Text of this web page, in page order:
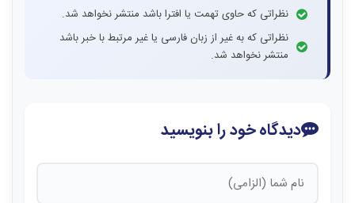
نظراتی که حاوی تهمت یا افترا باشد منتشر نخواهد شد.
نظراتی که به غیر از زبان فارسی یا غیر مرتبط با خبر باشد
منتشر نخواهد شد.
دیدگاه خود را بنویسید